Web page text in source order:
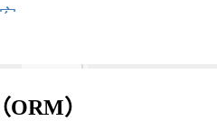
（ORM）